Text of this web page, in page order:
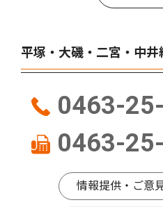
平塚・大磯・二宮・中井
0463-
0463-
情報提供・ご意